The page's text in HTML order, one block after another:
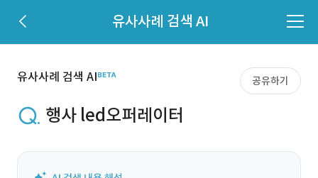
유사사례 검색 AI
유사사례 검색 AI 공유하기
행사 led오퍼레이터